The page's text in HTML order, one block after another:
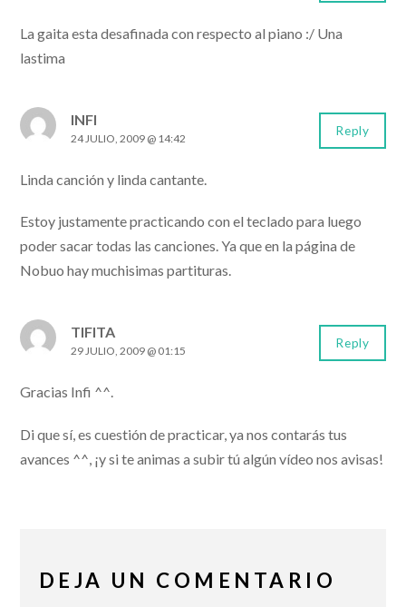
La gaita esta desafinada con respecto al piano :/ Una
lastima
INFI
24 JULIO, 2009 @ 14:42
Linda canción y linda cantante.
Estoy justamente practicando con el teclado para luego
poder sacar todas las canciones. Ya que en la página de
Nobuo hay muchisimas partituras.
Reply
TIFITA
29 JULIO, 2009 @ 01:15
Gracias Infi ^^.
Di que sí, es cuestión de practicar, ya nos contarás tus
avances ^^, ¡y si te animas a subir tú algún vídeo nos avisas!
Reply
DEJA UN COMENTARIO